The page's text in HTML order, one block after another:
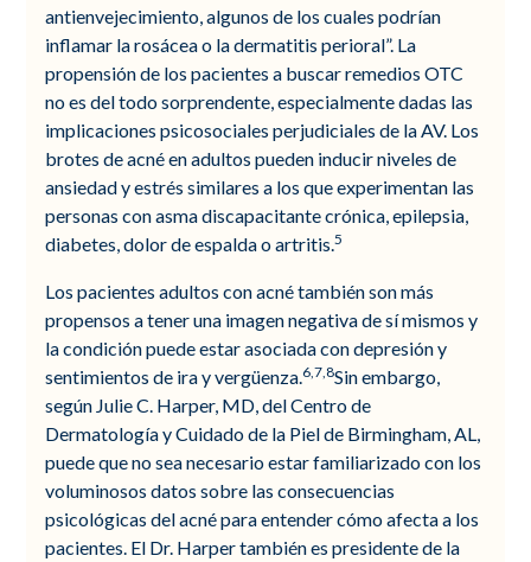
antienvejecimiento, algunos de los cuales podrían
inflamar la rosácea o la dermatitis perioral”. La
propensión de los pacientes a buscar remedios OTC
no es del todo sorprendente, especialmente dadas las
implicaciones psicosociales perjudiciales de la AV. Los
brotes de acné en adultos pueden inducir niveles de
ansiedad y estrés similares a los que experimentan las
personas con asma discapacitante crónica, epilepsia,
diabetes, dolor de espalda o artritis.5
Los pacientes adultos con acné también son más
propensos a tener una imagen negativa de sí mismos y
la condición puede estar asociada con depresión y
sentimientos de ira y vergüenza.6,7,8Sin embargo,
según Julie C. Harper, MD, del Centro de
Dermatología y Cuidado de la Piel de Birmingham, AL,
puede que no sea necesario estar familiarizado con los
voluminosos datos sobre las consecuencias
psicológicas del acné para entender cómo afecta a los
pacientes. El Dr. Harper también es presidente de la